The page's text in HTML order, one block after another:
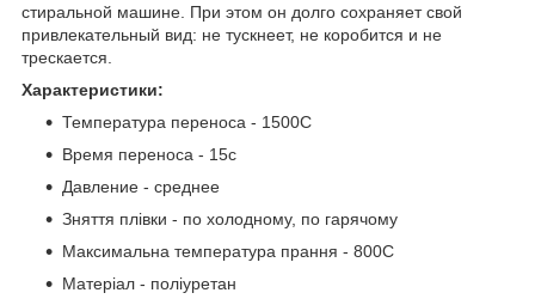
стиральной машине. При этом он долго сохраняет свой
привлекательный вид: не тускнеет, не коробится и не
трескается.
Характеристики:
Температура переноса - 1500С
Время переноса - 15с
Давление - среднее
Зняття плівки - по холодному, по гарячому
Максимальна температура прання - 800С
Матеріал - поліуретан